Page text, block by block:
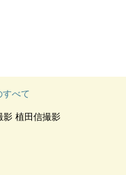
すべて
影 植田信撮影